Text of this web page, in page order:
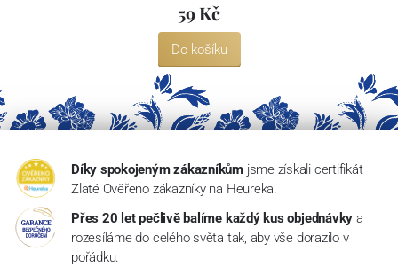
59 Kč
Do košíku
Díky spokojeným zákazníkům jsme získali certifikát
Zlaté Ověřeno zákazníky na Heureka.
Přes 20 let pečlivě balíme každý kus objednávky a
rozesíláme do celého světa tak, aby vše dorazilo v
pořádku.